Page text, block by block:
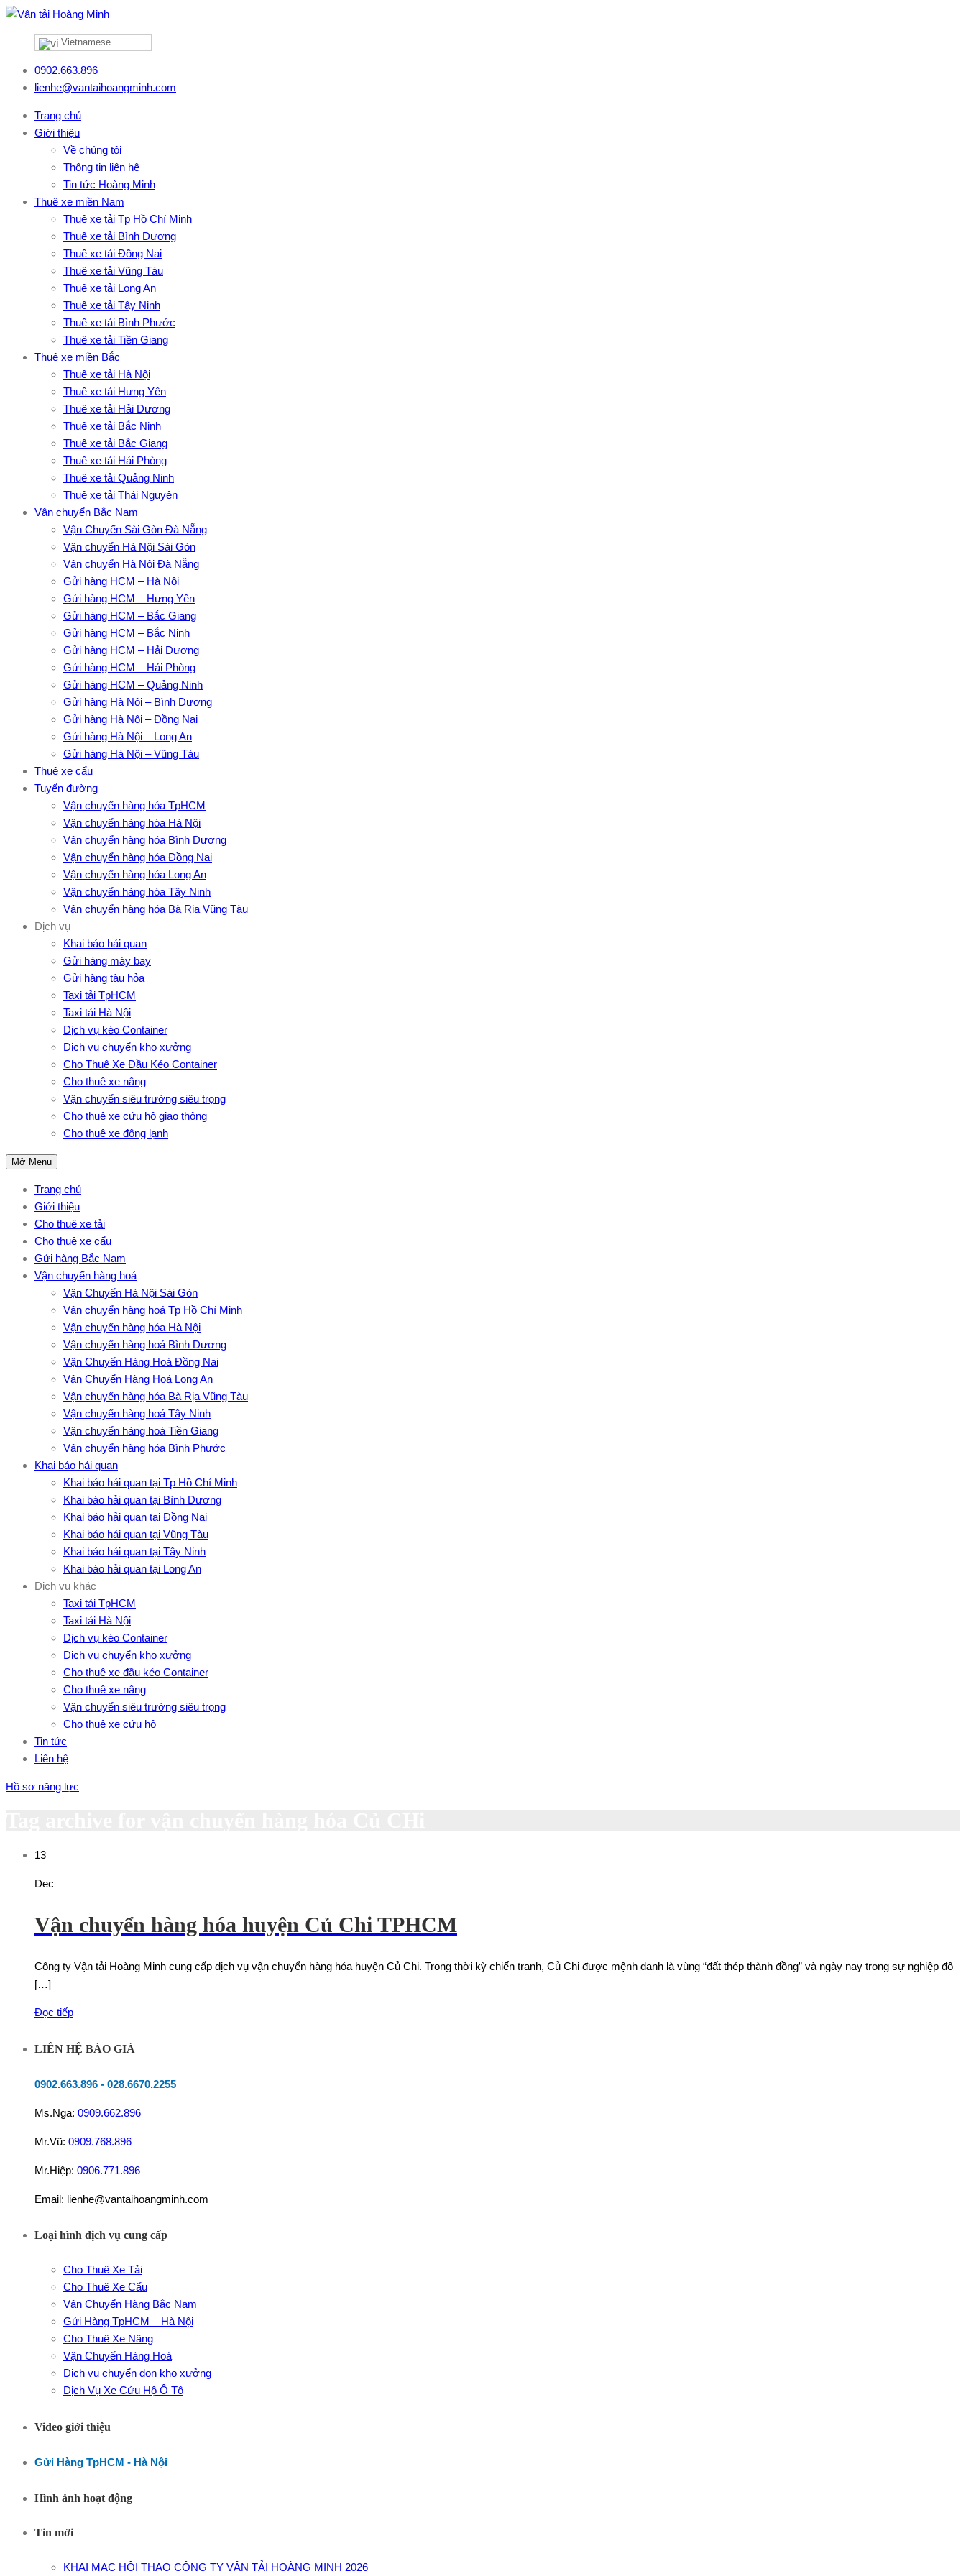
Vietnamese
0902.663.896
lienhe@vantaihoangminh.com
Trang chủ
Giới thiệu
Về chúng tôi
Thông tin liên hệ
Tin tức Hoàng Minh
Thuê xe miền Nam
Thuê xe tải Tp Hồ Chí Minh
Thuê xe tải Bình Dương
Thuê xe tải Đồng Nai
Thuê xe tải Vũng Tàu
Thuê xe tải Long An
Thuê xe tải Tây Ninh
Thuê xe tải Bình Phước
Thuê xe tải Tiền Giang
Thuê xe miền Bắc
Thuê xe tải Hà Nội
Thuê xe tải Hưng Yên
Thuê xe tải Hải Dương
Thuê xe tải Bắc Ninh
Thuê xe tải Bắc Giang
Thuê xe tải Hải Phòng
Thuê xe tải Quảng Ninh
Thuê xe tải Thái Nguyên
Vận chuyển Bắc Nam
Vận Chuyển Sài Gòn Đà Nẵng
Vận chuyển Hà Nội Sài Gòn
Vận chuyển Hà Nội Đà Nẵng
Gửi hàng HCM – Hà Nội
Gửi hàng HCM – Hưng Yên
Gửi hàng HCM – Bắc Giang
Gửi hàng HCM – Bắc Ninh
Gửi hàng HCM – Hải Dương
Gửi hàng HCM – Hải Phòng
Gửi hàng HCM – Quảng Ninh
Gửi hàng Hà Nội – Bình Dương
Gửi hàng Hà Nội – Đồng Nai
Gửi hàng Hà Nội – Long An
Gửi hàng Hà Nội – Vũng Tàu
Thuê xe cẩu
Tuyến đường
Vận chuyển hàng hóa TpHCM
Vận chuyển hàng hóa Hà Nội
Vận chuyển hàng hóa Bình Dương
Vận chuyển hàng hóa Đồng Nai
Vận chuyển hàng hóa Long An
Vận chuyển hàng hóa Tây Ninh
Vận chuyển hàng hóa Bà Rịa Vũng Tàu
Dịch vụ
Khai báo hải quan
Gửi hàng máy bay
Gửi hàng tàu hỏa
Taxi tải TpHCM
Taxi tải Hà Nội
Dịch vụ kéo Container
Dịch vụ chuyển kho xưởng
Cho Thuê Xe Đầu Kéo Container
Cho thuê xe nâng
Vận chuyển siêu trường siêu trọng
Cho thuê xe cứu hộ giao thông
Cho thuê xe đông lạnh
Mở Menu
Trang chủ
Giới thiệu
Cho thuê xe tải
Cho thuê xe cẩu
Gửi hàng Bắc Nam
Vận chuyển hàng hoá
Vận Chuyển Hà Nội Sài Gòn
Vận chuyển hàng hoá Tp Hồ Chí Minh
Vận chuyển hàng hóa Hà Nội
Vận chuyển hàng hoá Bình Dương
Vận Chuyển Hàng Hoá Đồng Nai
Vận Chuyển Hàng Hoá Long An
Vận chuyển hàng hóa Bà Rịa Vũng Tàu
Vận chuyển hàng hoá Tây Ninh
Vận chuyển hàng hoá Tiền Giang
Vận chuyển hàng hóa Bình Phước
Khai báo hải quan
Khai báo hải quan tại Tp Hồ Chí Minh
Khai báo hải quan tại Bình Dương
Khai báo hải quan tại Đồng Nai
Khai báo hải quan tại Vũng Tàu
Khai báo hải quan tại Tây Ninh
Khai báo hải quan tại Long An
Dịch vụ khác
Taxi tải TpHCM
Taxi tải Hà Nội
Dịch vụ kéo Container
Dịch vụ chuyển kho xưởng
Cho thuê xe đầu kéo Container
Cho thuê xe nâng
Vận chuyển siêu trường siêu trọng
Cho thuê xe cứu hộ
Tin tức
Liên hệ
Hồ sơ năng lực
13
Dec
Vận chuyển hàng hóa huyện Củ Chi TPHCM
Công ty Vận tải Hoàng Minh cung cấp dịch vụ vận chuyển hàng hóa huyện Củ Chi. Trong thời kỳ chiến tranh, Củ Chi được mệnh danh là vùng “đất thép thành đồng” và ngày nay trong sự nghiệp đô
[…]
Đọc tiếp
LIÊN HỆ BÁO GIÁ
0902.663.896 - 028.6670.2255
Ms.Nga: 0909.662.896
Mr.Vũ: 0909.768.896
Mr.Hiệp: 0906.771.896
Email: lienhe@vantaihoangminh.com
Loại hình dịch vụ cung cấp
Cho Thuê Xe Tải
Cho Thuê Xe Cẩu
Vận Chuyển Hàng Bắc Nam
Gửi Hàng TpHCM – Hà Nội
Cho Thuê Xe Nâng
Vận Chuyển Hàng Hoá
Dịch vụ chuyển dọn kho xưởng
Dịch Vụ Xe Cứu Hộ Ô Tô
Video giới thiệu
Gửi Hàng TpHCM - Hà Nội
Hình ảnh hoạt động
Tin mới
KHAI MẠC HỘI THAO CÔNG TY VẬN TẢI HOÀNG MINH 2026